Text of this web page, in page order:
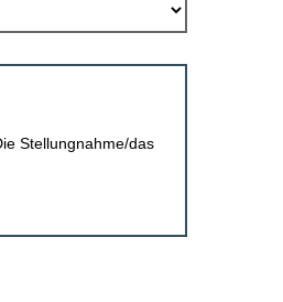
Stellungnahme/das